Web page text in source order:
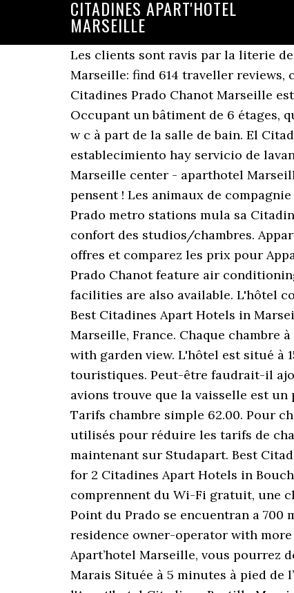
CITADINES APART'HOTEL
MARSEILLE
Les clients sont ravis par la literie de qualité. Situation en plein centre à 5 min du Vieux port. Best Citadines Apart Hotels in Marseille: find 614 traveller reviews, candid photos, and prices for 2 Citadines Apart Hotels in Marseille, France. La résidence Citadines Prado Chanot Marseille est situé à proximité du parc des expositions Marseille Chanot et à 1 km du stade Vélodrome. Occupant un bâtiment de 6 étages, qui a été rénové en 2003, l'hôtel accueille les clients depuis 1993. Le studio est spacieux et les w c à part de la salle de bain. El Citadines Apart'hotel Marseille ofrece un desayuno buffet continental todos los días, En el establecimiento hay servicio de lavandería. Citadines Apart hotel Marseille France Castellane ditrict | Serviced apartment Marseille center - aparthotel Marseille France - apartments with balcony 18 clients ont noté leur expérience, lisez ce qu'ils en pensent ! Les animaux de compagnie sont admis sur demande. Parehong wala pang 700 metro ang layo ng Périer at Rond Point du Prado metro stations mula sa Citadines Apart'hotel Marseille Prado Chanot. La situation géographique de l'hôtel, e personnel, le confort des studios/chambres. Appart-hôtels Marseille: Consultez 3961 avis de voyageurs, photos de voyaguers, les meilleures offres et comparez les prix pour Appart-hôtels à Marseille sur Tripadvisor. The studios and apartments at Apart’hotel Marseille Prado Chanot feature air conditioning, an equipped kitchenette with microwave and dishwasher, and satellite TV. Laundry facilities are also available. L'hôtel comprend une boîte de nuit, une terrasse ensoleillée et une véranda pour se bronzer sur place. Best Citadines Apart Hotels in Marseille: find 615 traveller reviews, candid photos, and prices for 2 Citadines Apart Hotels in Marseille, France. Chaque chambre à l'hôtel fournit des lits avec des linges de maison et de la literie. Some rooms have a balcony with garden view. L'hôtel est situé à 15 minutes de marche de la gare Saint-Charles, offrant un accès direct aux principaux sites touristiques. Peut-être faudrait-il ajouter un peu de vaisselle;nous avons déjà séjourné dans cet établissement il y a 3 ans et nous avions trouve que la vaisselle est un peu juste:par ex un seul bol dans un studio pour deux personnes. hotels Citadines Marseille> Tarifs chambre simple 62.00. Pour chaque dollar de Singapour dépensé pour vos séjours, vous gagnez des points qui peuvent être utilisés pour réduire les tarifs de chambres ou les frais de transfert vers l’aéroport, et ainsi économiser davantage ! Réservez dès maintenant sur Studapart. Best Citadines Apart Hotels in Bouches-du-Rhone: find 615 traveller reviews, candid photos, and prices for 2 Citadines Apart Hotels in Bouches-du-Rhone, France. Des services de nettoyage sont-ils fournis ? Certaines unités comprennent du Wi-Fi gratuit, une climatisation et une TV, que sont à votre